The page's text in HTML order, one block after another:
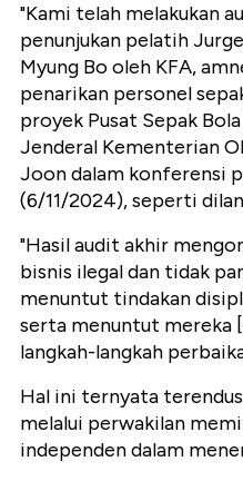
"Kami telah melakukan
penunjukan pelatih
Myung Bo oleh KFA,
penarikan personel
proyek Pusat Sepak
Jenderal Kementerian
Joon dalam konferensi
(6/11/2024), seperti
"Hasil audit akhir
bisnis ilegal dan tidak
menuntut tindakan
serta menuntut mereka
langkah-langkah
Hal ini ternyata
melalui perwakilan
independen dalam